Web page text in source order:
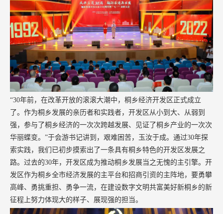
“30年前，在改革开放的滚滚大潮中，桐乡经济开发区正式成立
了。作为桐乡发展的亲历者和实践者，开发区从小到大、从弱到
强，参与了桐乡经济的一次次跨越发展、见证了桐乡产业的一次次
华丽蝶变。”于会游书记讲到，艰难困苦，玉汝于成。通过30年探
索实践，我们已初步摸索出了一条具有桐乡特色的开发区发展之
路。过去的30年，开发区成为推动桐乡发展当之无愧的主引擎。开
发区作为桐乡全市经济发展的主平台和招商引资的主阵地，要勇攀
高峰、勇挑重担、勇争一流，在建设数字文明共富美好新桐乡的新
征程上努力体现大的样子、展现强的担当。